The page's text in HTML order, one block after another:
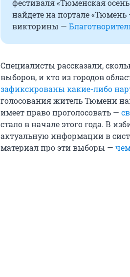
фестиваля «Тюменская
найдете на портале
викторины —
Специалисты рассказали,
выборов, и кто из городов
зафиксированы какие-либо
голосования житель Тюмени
имеет право проголосовать —
стало в начале этого года. В
актуальную информации в
материал про эти выборы —